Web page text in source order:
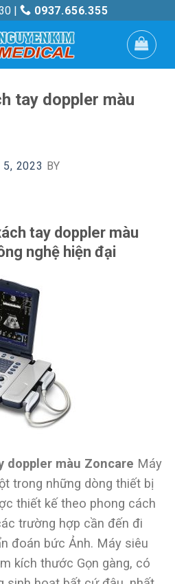
| 0937.656.355
tay doppler màu
5, 2023 BY
tay doppler màu
nghệ hiện đại
doppler màu Zoncare Máy
trong những dòng thiết bị
thiết kế theo phong cách
trường hợp cần đến đi
đoán bức Ảnh. Máy siêu
kích thước Gọn gàng, có